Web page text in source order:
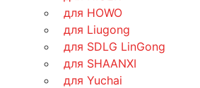
для HOWO
для Liugong
для SDLG LinGong
для SHAANXI
для Yuchai